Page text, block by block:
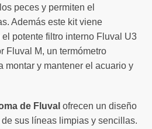
peces y permiten el
Además este kit viene
potente filtro interno Fluval U3
Fluval M, un termómetro
montar y mantener el acuario y
de Fluval ofrecen un diseño
sus líneas limpias y sencillas.